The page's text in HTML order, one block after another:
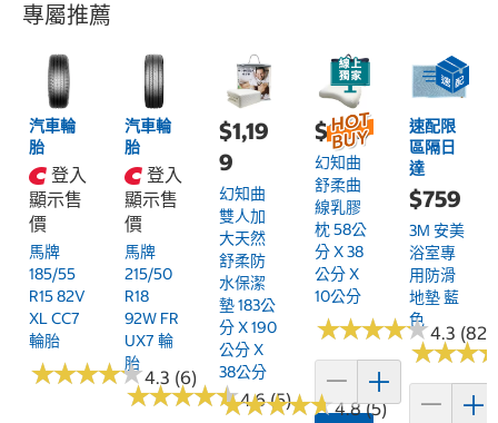
專屬推薦
汽車輪
胎
登入
顯示售
價
馬牌
185/55
R15 82V
XL CC7
輪胎
★★★★★
★★★★★4.3 (6)
汽車輪
胎
登入
顯示售
價
馬牌
215/50
R18
92W FR
UX7 輪
胎
★★★★★
★★★★★4.6 (5)
$1,19
9
幻知曲
雙人加
大天然
舒柔防
水保潔
墊 183公
分 X 190
公分 X
38公分
★★★★★
★★★★★4.8 (5)
$899
幻知曲
舒柔曲
線乳膠
枕 58公
分 X 38
公分 X
10公分
★★★★★
★★★★★4.3 (82)
速配限
區隔日
達
$759
3M 安美
浴室專
用防滑
地墊 藍
色
★★★
★★★